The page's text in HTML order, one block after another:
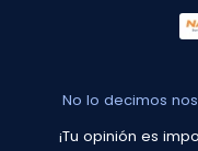
No lo decimos
¡Tu opinión es